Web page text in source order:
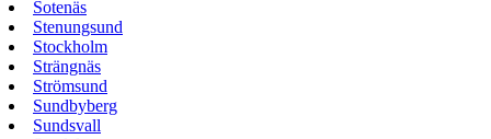
Sotenäs
Stenungsund
Stockholm
Strängnäs
Strömsund
Sundbyberg
Sundsvall